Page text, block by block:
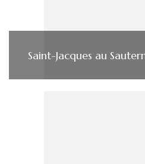
Saint-Jacques au